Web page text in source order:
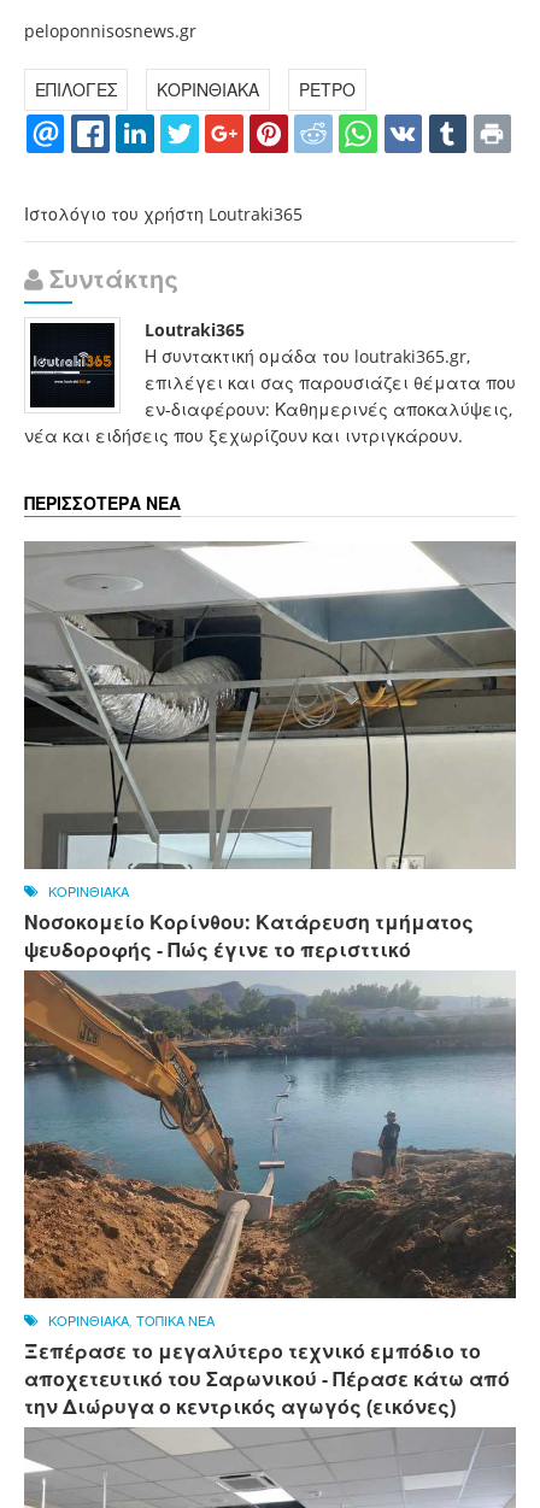
peloponnisosnews.gr
ΕΠΙΛΟΓΕΣ ΚΟΡΙΝΘΙΑΚΑ ΡΕΤΡΟ
Ιστολόγιο του χρήστη Loutraki365
Συντάκτης
Loutraki365
Η συντακτική ομάδα του loutraki365.gr,
επιλέγει και σας παρουσιάζει θέματα που
εν-διαφέρουν: Καθημερινές αποκαλύψεις,
νέα και ειδήσεις που ξεχωρίζουν και ιντριγκάρουν.
ΠΕΡΙΣΣΟΤΕΡΑ ΝΕΑ
ΚΟΡΙΝΘΙΑΚΑ
Νοσοκομείο Κορίνθου: Κατάρευση τμήματος
ψευδοροφής - Πώς έγινε το περισττικό
ΚΟΡΙΝΘΙΑΚΑ ΤΟΠΙΚΑ ΝΕΑ
Ξεπέρασε το μεγαλύτερο τεχνικό εμπόδιο το
αποχετευτικό του Σαρωνικού - Πέρασε κάτω από
την Διώρυγα ο κεντρικός αγωγός (εικόνες)